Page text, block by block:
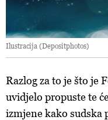
Ilustracija (Depositphotos)
Razlog za to je što je
uvidjelo propuste te
izmjene kako sudska